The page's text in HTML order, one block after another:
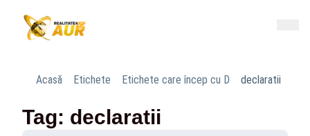
Acasă Etichete Etichete care încep cu D declaratii
Tag: declaratii